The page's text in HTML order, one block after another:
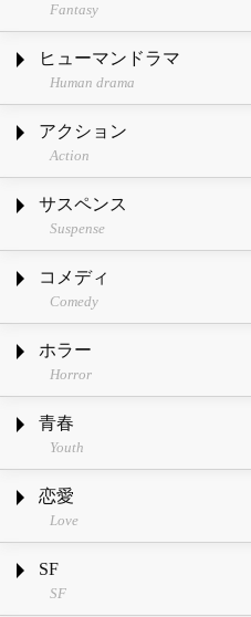
Fantasy
ヒューマンドラマ
Human drama
アクション
Action
サスペンス
Suspense
コメディ
Comedy
ホラー
Horror
青春
Youth
恋愛
Love
SF
SF